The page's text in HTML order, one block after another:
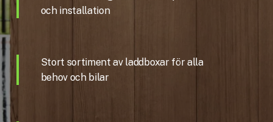
och installation
Stort sortiment av laddboxar för alla
behov och bilar